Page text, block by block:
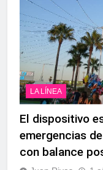
LA LÍNEA
El dispositivo
emergencias
con balance